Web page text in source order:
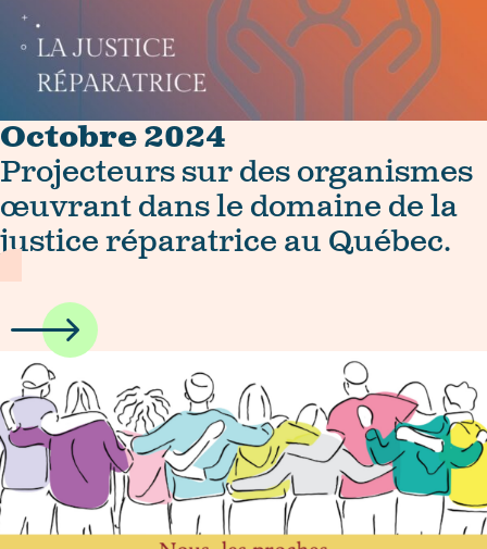
Octobre 2024
Projecteurs sur des organismes
œuvrant dans le domaine de la
justice réparatrice au Québec.